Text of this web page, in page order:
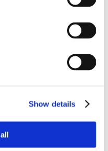
Show details
Sentenze Cassazione
News.